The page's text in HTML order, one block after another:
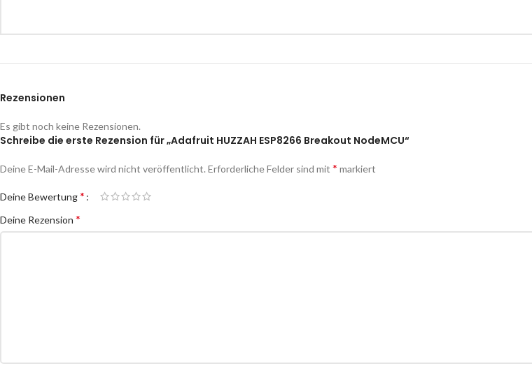
Rezensionen
Es gibt noch keine Rezensionen.
Schreibe die erste Rezension für „Adafruit HUZZAH ESP8266 Breakout NodeMCU“
Deine E-Mail-Adresse wird nicht veröffentlicht. Erforderliche Felder sind mit * markiert
Deine Bewertung*
Deine Rezension *